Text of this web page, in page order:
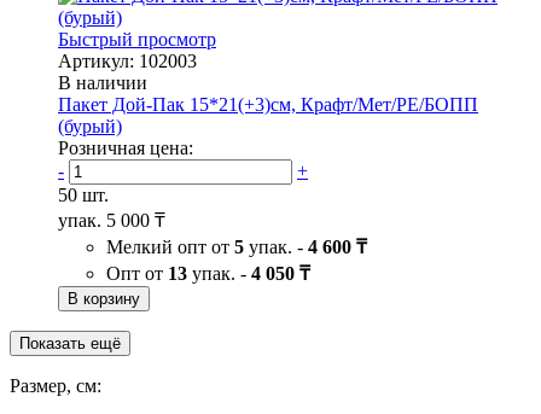
Быстрый просмотр
Артикул: 102003
В наличии
Пакет Дой-Пак 15*21(+3)см, Крафт/Мет/PE/БОПП
(бурый)
Розничная цена:
-
+
50 шт.
упак. 5 000 ₸
Мелкий опт от 5 упак. - 4 600 ₸
Опт от 13 упак. - 4 050 ₸
В корзину
Показать ещё
Размер, см: